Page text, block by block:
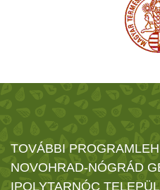
TOVÁBBI
NOVOHRAD-NÓGRÁD
IPOLYTARNÓC